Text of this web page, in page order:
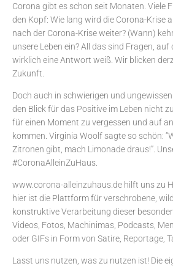
Corona gibt es schon seit Monaten. Viele
den Kopf: Wie lang wird die Corona-Krise
nach der Corona-Krise weiter? (Wann)
unsere Leben ein? All das sind Fragen,
wirklich eine Antwort weiß. Wir blicken
Zukunft.
Doch auch in schwierigen und
den Blick für das Positive im Leben nicht
für einen Moment zu vergessen und auf
kommen. Virginia Woolf sagte so schön:
Zitronen gibt, mach Limonade draus!”.
#CoronaAlleinZuHaus.
www.corona-alleinzuhaus.de hilft uns zu
hier ist die Plattform für verschrobene,
konstruktive Verarbeitung dieser
Videos, Fotos, Machinimas, Podcasts,
oder GIFs in Form von Satire, Reportage,
Lasst uns nutzen, was zu nutzen ist! Die